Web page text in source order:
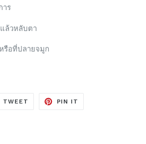
าร
ล้วหลับตา
รือที่ปลายจมูก
TWEET TWEET
PIN IT